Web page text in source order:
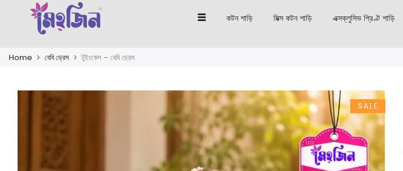
কটন শাড়ি মিক্স কটন শাড়ি এক্সক্লুসিভ প্রিণ্ট শাড়ি
Home বেবি ড্রেস টুইংকেল – বেবি ড্রেস
SALE